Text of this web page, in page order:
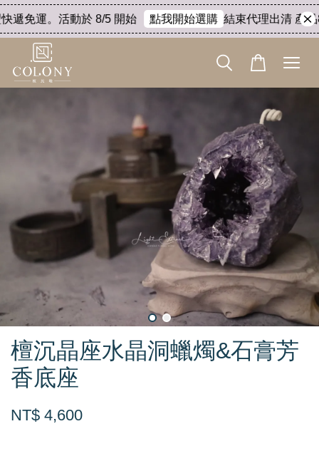
遞免運。活動於 8/5 開始 點我開始選購 結束代理出清 產品
檀沉晶座水晶洞蠟燭&石膏芳
香底座
NT$ 4,600